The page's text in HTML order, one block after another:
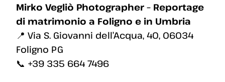
Mirko Vegliò Photographer – Reportage
di matrimonio a Foligno e in Umbria
📍 Via S. Giovanni dell’Acqua, 40, 06034
Foligno PG
📞 +39 335 664 7496